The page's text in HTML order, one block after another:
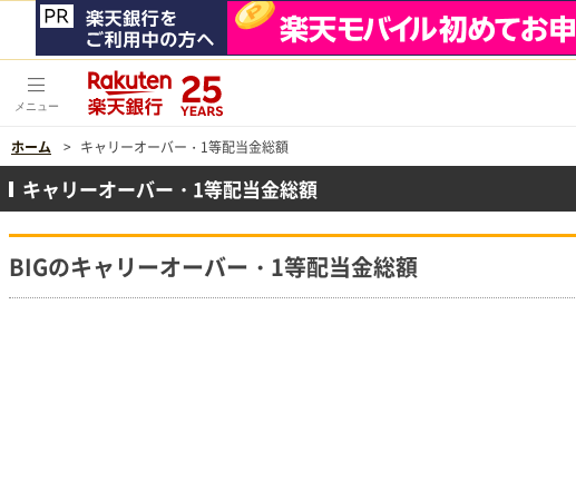
メニュー
ホーム キャリーオーバー・1等配当金総額
キャリーオーバー・1等配当金総額
BIGのキャリーオーバー・1等配当金総額